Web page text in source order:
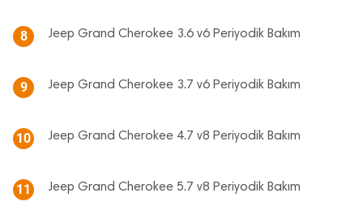
8 Jeep Grand Cherokee 3.6 v6 Periyodik Bakım
9 Jeep Grand Cherokee 3.7 v6 Periyodik Bakım
10 Jeep Grand Cherokee 4.7 v8 Periyodik Bakım
11 Jeep Grand Cherokee 5.7 v8 Periyodik Bakım